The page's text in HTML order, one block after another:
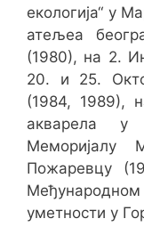
екологија“ у
атељеа
(1980), на 2.
20. и 25.
(1984, 1989),
акварела
Меморијалу
Пожаревцу
уметности у